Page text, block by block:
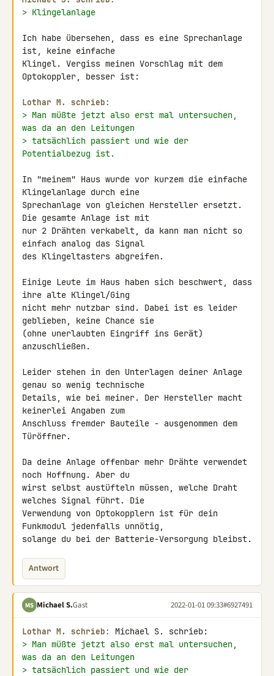
> Klingelanlage
Ich habe übersehen, dass es eine Sprechanlage
ist, keine einfache
Klingel. Vergiss meinen Vorschlag mit dem
Optokoppler, besser ist:
Lothar M. schrieb:
> Man müßte jetzt also erst mal untersuchen,
was da an den Leitungen
> tatsächlich passiert und wie der
Potentialbezug ist.
In "meinem" Haus wurde vor kurzem die einfache
Klingelanlage durch eine
Sprechanlage von gleichen Hersteller ersetzt.
Die gesamte Anlage ist mit
nur 2 Drähten verkabelt, da kann man nicht so
einfach analog das Signal
des Klingeltasters abgreifen.
Einige Leute im Haus haben sich beschwert, dass
ihre alte Klingel/Ging
nicht mehr nutzbar sind. Dabei ist es leider
geblieben, keine Chance sie
(ohne unerlaubten Eingriff ins Gerät)
anzuschließen.
Leider stehen in den Unterlagen deiner Anlage
genau so wenig technische
Details, wie bei meiner. Der Hersteller macht
keinerlei Angaben zum
Anschluss fremder Bauteile - ausgenommen dem
Türöffner.
Da deine Anlage offenbar mehr Drähte verwendet
noch Hoffnung. Aber du
wirst selbst austüfteln müssen, welche Draht
welches Signal führt. Die
Verwendung von Optokopplern ist für dein
Funkmodul jedenfalls unnötig,
solange du bei der Batterie-Versorgung bleibst.
Antwort
MS Michael S.Gast 2022-01-01 09:33#6927491
Lothar M. schrieb:
> Man müßte jetzt also erst mal untersuchen,
was da an den Leitungen
> tatsächlich passiert und wie der